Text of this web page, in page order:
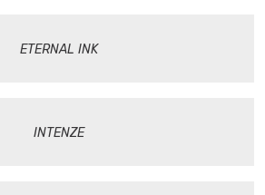
ETERNAL INK
INTENZE